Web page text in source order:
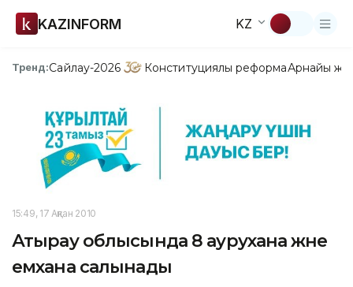
KAZINFORM KZ
Тренд:Сайлау-2026 Конституциялық реформаАрнайы
15:49, 17 Ақпан 2010
Атырау облысында 8 аурухана және
емхана салынады